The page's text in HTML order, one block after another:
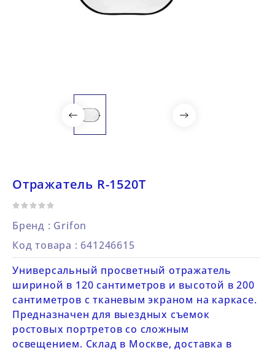
Отражатель R-1520T
Бренд : Grifon
Код товара : 641246615
Универсальный просветный отражатель
шириной в 120 сантиметров и высотой в 200
сантиметров с тканевым экраном на каркасе.
Предназначен для выездных съемок
ростовых портретов со сложным
освещением. Склад в Москве, доставка в